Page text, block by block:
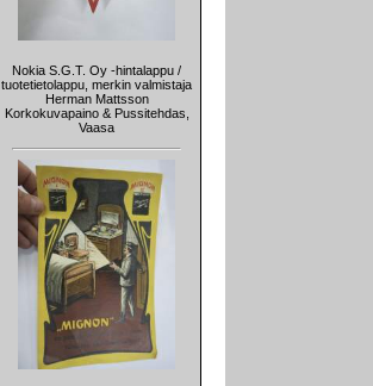
Nokia S.G.T. Oy -hintalappu /
tuotetietolappu, merkin valmistaja
Herman Mattsson
Korkokuvapaino & Pussitehdas,
Vaasa